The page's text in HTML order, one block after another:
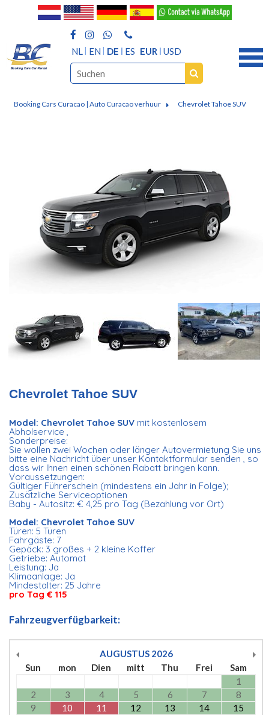
NL EN DE ES EUR USD
Booking Cars Curacao | Auto Curacao verhuur Chevrolet Tahoe SUV
Chevrolet Tahoe SUV
Model: Chevrolet Tahoe SUV mit kostenlosem
Abholservice ,
Sonderpreise:
Sie wollen zwei Wochen oder länger Autovermietung Sie uns
bitte eine Nachricht über unser Kontaktformular senden , so
dass wir Ihnen einen schönen Rabatt bringen kann.
Voraussetzungen:
Gültiger Führerschein (mindestens ein Jahr in Folge);
Zusätzliche Serviceoptionen
Baby - Autositz: € 4,25 pro Tag (Bezahlung vor Ort)
Model: Chevrolet Tahoe SUV
Türen: 5 Türen
Fahrgäste: 7
Gepäck: 3 großes + 2 kleine Koffer
Getriebe: Automat
Leistung: Ja
Klimaanlage: Ja
Mindestalter: 25 Jahre
pro Tag € 115
Fahrzeugverfügbarkeit:
AUGUSTUS 2026
Sun
mon Dien mitt Thu Frei
Sam
1
2
3 4 5 6 7
8
9
10 11 12 13 14
15